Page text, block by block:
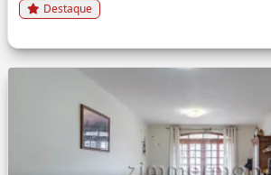
Destaque